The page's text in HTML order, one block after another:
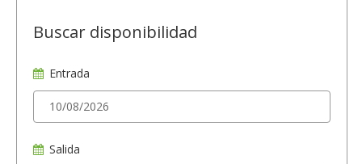
Buscar disponibilidad
Entrada
Salida